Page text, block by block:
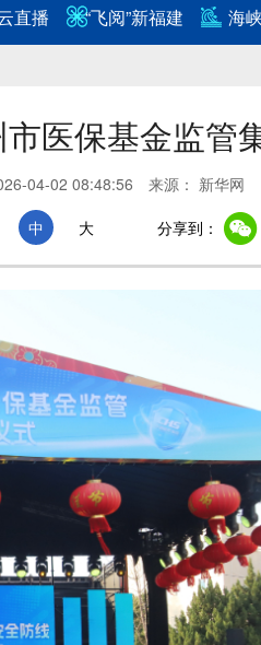
直播 “飞阅”新福建 海
医保基金监管
04-02 08:48:56 来源： 新华网
中 大 分享到：